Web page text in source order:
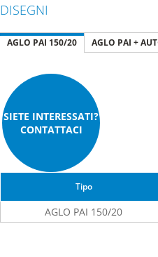
DISEGNI
AGLO PAI 150/20 AGLO PAI +
SIETE INTERESSATI?
CONTATTACI
Tipo
AGLO PAI 150/20